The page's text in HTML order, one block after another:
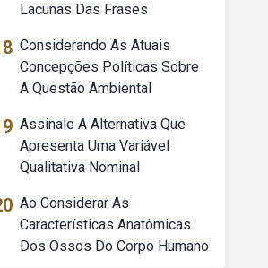
Lacunas Das Frases
Considerando As Atuais
Concepções Políticas Sobre
A Questão Ambiental
Assinale A Alternativa Que
Apresenta Uma Variável
Qualitativa Nominal
Ao Considerar As
Características Anatômicas
Dos Ossos Do Corpo Humano